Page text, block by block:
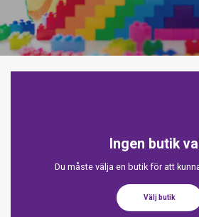
Ingen butik
Du måste välja en butik för att
Välj butik